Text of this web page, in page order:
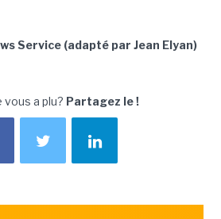
Service (adapté par Jean Elyan)
a plu? Partagez le !